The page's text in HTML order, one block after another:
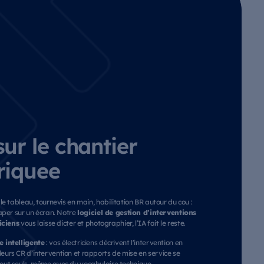
le chantier
tableau, tournevis en main, habilitation BR autour du cou :
sur un écran. Notrelogiciel de gestion d’interventions
vous laisse dicter et photographier, l’IA fait le reste.
intelligente: vos électriciens décrivent l’intervention en
CR d’intervention et rapports de mise en service se